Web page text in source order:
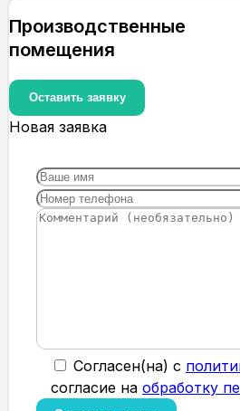
Производственные
помещения
Оставить заявку
Новая заявка
Cогласен(на) с
согласие на обработку